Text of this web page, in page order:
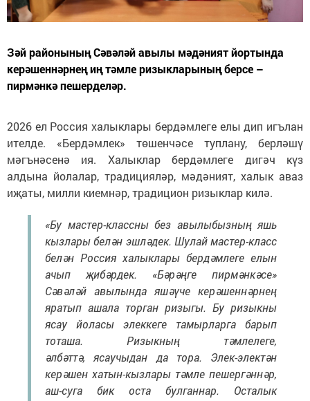
Зәй районының Сәвәләй авылы мәдәният йортында
керәшеннәрнең иң тәмле ризыкларының берсе –
пирмәнкә пешерделәр.
2026 ел Россия халыклары бердәмлеге елы дип игълан
ителде. «Бердәмлек» төшенчәсе туплану, берләшү
мәгънәсенә ия. Халыклар бердәмлеге дигәч күз
алдына йолалар, традицияләр, мәдәният, халык аваз
иҗаты, милли киемнәр, традицион ризыклар килә.
«Бу мастер-классны без авылыбызның яшь
кызлары белән эшләдек. Шулай мастер-класс
белән Россия халыклары бердәмлеге елын
ачып җибәрдек. «Бәрәңге пирмәнкәсе»
Сәвәләй авылында яшәүче керәшеннәрнең
яратып ашала торган ризыгы. Бу ризыкны
ясау йоласы элеккеге тамырларга барып
тоташа. Ризыкның тәмлелеге,
әлбәттә, ясаучыдан да тора. Элек-электән
керәшен хатын-кызлары тәмле пешергәннәр,
аш-суга бик оста булганнар. Осталык